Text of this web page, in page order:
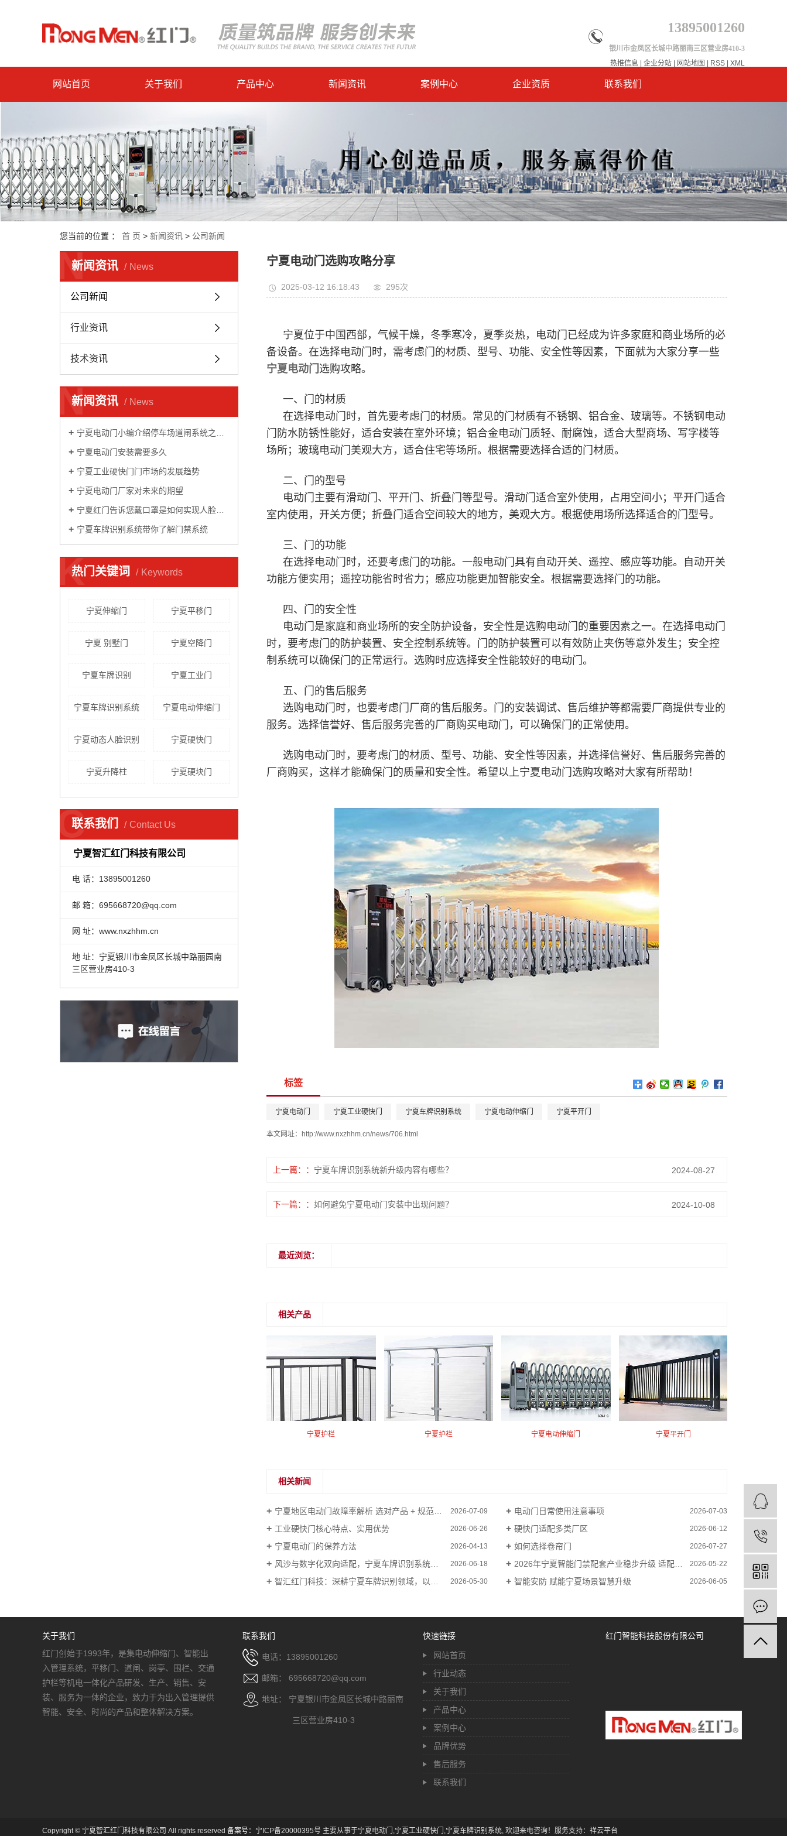
13895001260
银川市金凤区长城中路丽南三区营业房410-3
热推信息
企业分站 网站地图 RSS XML
网站首页 关于我们 产品中心 新闻资讯 案例中心 企业资质 联系我们
您当前的位置 ： 首 页 > 新闻资讯 > 公司新闻
新闻资讯 News
N
公司新闻
行业资讯
技术资讯
新闻资讯 News
N
宁夏电动门小编介绍停车场道闸系统之栅栏道闸
宁夏电动门安装需要多久
宁夏工业硬快门门市场的发展趋势
宁夏电动门厂家对未来的期望
宁夏红门告诉您戴口罩是如何实现人脸识别的？
宁夏车牌识别系统带你了解门禁系统
热门关键词 Keywords
K
宁夏伸缩门 宁夏平移门
宁夏 别墅门 宁夏空降门
宁夏车牌识别 宁夏工业门
宁夏车牌识别系统 宁夏电动伸缩门
宁夏动态人脸识别 宁夏硬快门
宁夏升降柱 宁夏硬块门
联系我们 Contact Us
C
宁夏智汇红门科技有限公司
电 话：13895001260
邮 箱：695668720@qq.com
网 址：www.nxzhhm.cn
地 址：宁夏银川市金凤区长城中路丽园南
三区营业房410-3
宁夏电动门选购攻略分享
2025-03-12 16:18:43 295次
宁夏位于中国西部，气候干燥，冬季寒冷，夏季炎热，电动门已经成为许多家庭和商业场所的必
备设备。在选择电动门时，需考虑门的材质、型号、功能、安全性等因素，下面就为大家分享一些
宁夏电动门 选购攻略。
一、门的材质
在选择电动门时，首先要考虑门的材质。常见的门材质有不锈钢、铝合金、玻璃等。不锈钢电动
门防水防锈性能好，适合安装在室外环境；铝合金电动门质轻、耐腐蚀，适合大型商场、写字楼等
场所；玻璃电动门美观大方，适合住宅等场所。根据需要选择合适的门材质。
二、门的型号
电动门主要有滑动门、平开门、折叠门等型号。滑动门适合室外使用，占用空间小；平开门适合
室内使用，开关方便；折叠门适合空间较大的地方，美观大方。根据使用场所选择适合的门型号。
三、门的功能
在选择电动门时，还要考虑门的功能。一般电动门具有自动开关、遥控、感应等功能。自动开关
功能方便实用；遥控功能省时省力；感应功能更加智能安全。根据需要选择门的功能。
四、门的安全性
电动门是家庭和商业场所的安全防护设备，安全性是选购电动门的重要因素之一。在选择电动门
时，要考虑门的防护装置、安全控制系统等。门的防护装置可以有效防止夹伤等意外发生；安全控
制系统可以确保门的正常运行。选购时应选择安全性能较好的电动门。
五、门的售后服务
选购电动门时，也要考虑门厂商的售后服务。门的安装调试、售后维护等都需要厂商提供专业的
服务。选择信誉好、售后服务完善的厂商购买电动门，可以确保门的正常使用。
选购电动门时，要考虑门的材质、型号、功能、安全性等因素，并选择信誉好、售后服务完善的
厂商购买，这样才能确保门的质量和安全性。希望以上宁夏电动门选购攻略对大家有所帮助！
标签
宁夏电动门 宁夏工业硬快门 宁夏车牌识别系统 宁夏电动伸缩门 宁夏平开门
本文网址： http://www.nxzhhm.cn/news/706.html
上一篇： 宁夏车牌识别系统新升级内容有哪些？ 2024-08-27
下一篇： 如何避免宁夏电动门安装中出现问题？ 2024-10-08
最近浏览：
相关产品
宁夏护栏 宁夏护栏 宁夏电动伸缩门 宁夏平开门
相关新闻
宁夏地区电动门故障率解析 选对产品 + 规范养护可大幅降低损坏概率 2026-07-09 电动门日常使用注意事项 2026-07-03
工业硬快门核心特点、实用优势 2026-06-26 硬快门适配多类厂区 2026-06-12
宁夏电动门的保养方法 2026-04-13 如何选择卷帘门 2026-07-27
风沙与数字化双向适配，宁夏车牌识别系统驶入本土化深耕新阶段 2026-06-18 2026年宁夏智能门禁配套产业稳步升级 适配厂区园区建设需求 2026-05-22
智汇红门科技：深耕宁夏车牌识别领域，以科技赋能智慧安防新生态 2026-05-30 智能安防 赋能宁夏场景智慧升级 2026-06-05
关于我们
红门创始于1993年，是集电动伸缩门、智能出
入管理系统，平移门、道闸、岗亭、围栏、交通
护栏等机电一体化产品研发、生产、销售、安
装、服务为一体的企业，致力于为出入管理提供
智能、安全、时尚的产品和整体解决方案。
联系我们
电话：13895001260
邮箱： 695668720@qq.com
地址： 宁夏银川市金凤区长城中路丽南
三区营业房410-3
快速链接
网站首页
行业动态
关于我们
产品中心
案例中心
品牌优势
售后服务
联系我们
红门智能科技股份有限公司
Copyright © 宁夏智汇红门科技有限公司 All rights reserved 备案号： 宁ICP备20000395号 主要从事于宁夏电动门 宁夏工业硬快门 宁夏车牌识别系统 , 欢迎来电咨询！ 服务支持： 祥云平台